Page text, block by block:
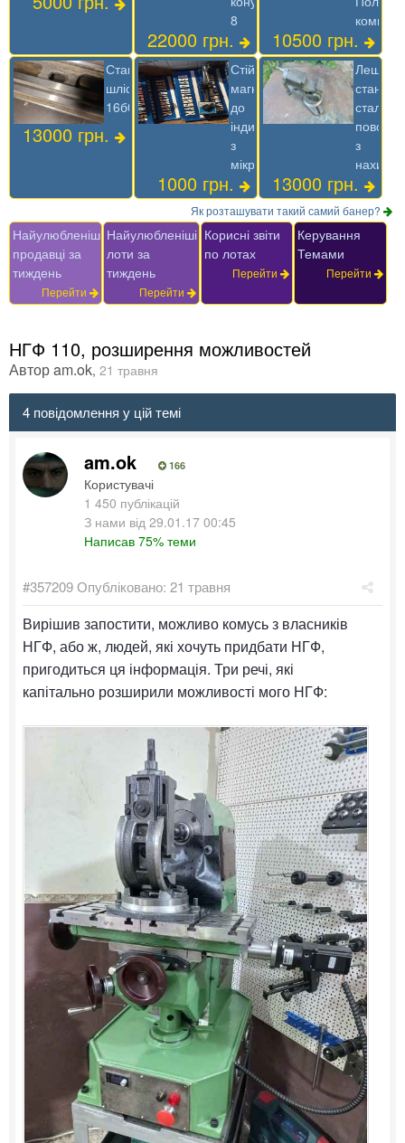
8
22000 грн. 10500 грн.
Станина
шліфована
16б05п
13000 грн.
Стійка
магнітна
до
індикатору
з
мікроподачей
1000 грн.
Лещата
станочні
сталеві
з
13000 грн.
Як розташувати такий самий банер?
Найулюбленіші
продавці за
тиждень
Перейти
Найулюбленіші
лоти за
тиждень
Перейти
Корисні звіти
по лотах
Перейти
Керування
Темами
Перейти
НГФ 110, розширення можливостей
Авторam.ok, 21 травня
4 повідомлення у цій темі
am.ok 166
Користувачі
1 450 публікацій
З нами від 29.01.17 00:45
Написав 75% теми
#357209Опубліковано: 21 травня
Вирішив запостити, можливо комусь з власників
НГФ, або ж, людей, які хочуть придбати НГФ,
пригодиться ця інформація. Три речі, які
капітально розширили можливості мого НГФ: